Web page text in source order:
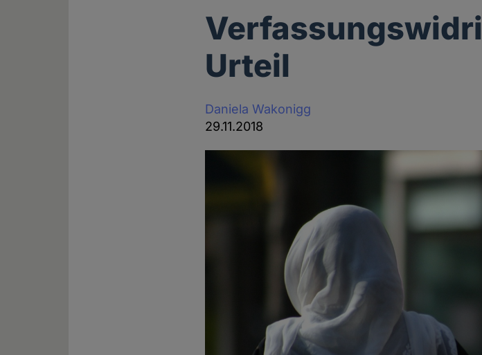
Urteil
Daniela Wakonigg
29.11.2018